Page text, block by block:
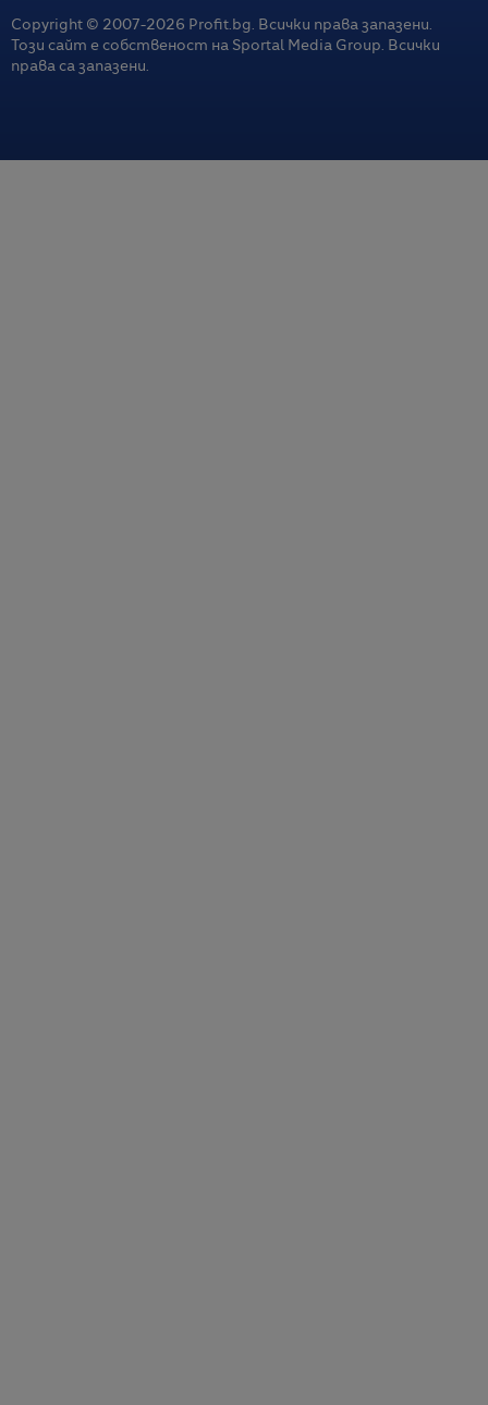
Copyright © 2007-2026 Profit.bg. Всички права запазени.
Този сайт е собственост на Sportal Media Group. Всички
права са запазени.